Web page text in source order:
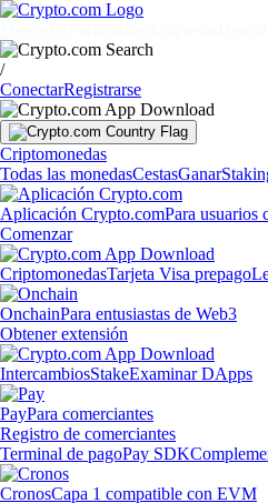
/
ConectarRegistrarse
Criptomonedas
Todas las monedasCestasGanar
Aplicación Crypto.comPara usuarios
Comenzar
CriptomonedasTarjeta Visa prepago
OnchainPara entusiastas de Web3
Obtener extensión
IntercambiosStakeExaminar DApps
PayPara comerciantes
Registro de comerciantes
Terminal de pagoPay SDK
CronosCapa 1 compatible con EVM